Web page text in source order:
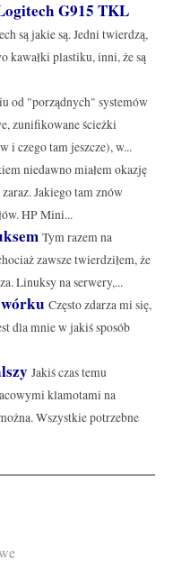
G915 TKL
są jakie są. Jedni twierdzą,
kawałki plastiku, inni, że są
od "porządnych" systemów
zunifikowane ścieżki
i czego tam jeszcze), w...
niedawno miałem okazję
Jakiego tam znów
HP Mini...
Tym razem na
zawsze twierdziłem, że
Linuksy na serwery,...
Często zdarza mi się,
dla mnie w jakiś sposób
Jakiś czas temu
klamotami na
Wszystkie potrzebne